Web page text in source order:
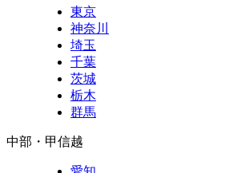
東京
神奈川
埼玉
千葉
茨城
栃木
群馬
中部・甲信越